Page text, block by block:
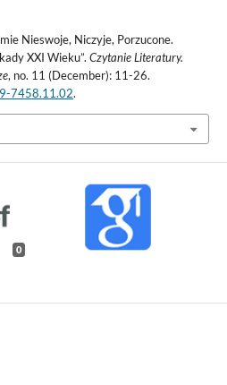
Nieswoje, Niczyje, Porzucone.
XXI Wieku”. Czytanie Literatury.
, no. 11 (December): 11-26.
7458.11.02.
0